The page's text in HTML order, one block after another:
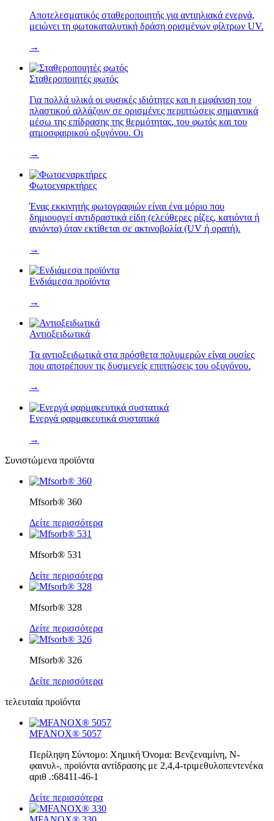
Αποτελεσματικός σταθεροποιητής για αντιηλιακά ενεργά,
μειώνει τη φωτοκαταλυτική δράση ορισμένων φίλτρων UV.
→
Σταθεροποιητές φωτός
Για πολλά υλικά οι φυσικές ιδιότητες και η εμφάνιση του
πλαστικού αλλάζουν σε ορισμένες περιπτώσεις σημαντικά
μέσω της επίδρασης της θερμότητας, του φωτός και του
ατμοσφαιρικού οξυγόνου. Οι
→
Φωτοεναρκτήρες
Ένας εκκινητής φωτογραφιών είναι ένα μόριο που
δημιουργεί αντιδραστικά είδη (ελεύθερες ρίζες, κατιόντα ή
ανιόντα) όταν εκτίθεται σε ακτινοβολία (UV ή ορατή).
→
Ενδιάμεσα προϊόντα
→
Αντιοξειδωτικά
Τα αντιοξειδωτικά στα πρόσθετα πολυμερών είναι ουσίες
που αποτρέπουν τις δυσμενείς επιπτώσεις του οξυγόνου.
→
Ενεργά φαρμακευτικά συστατικά
→
Συνιστώμενα προϊόντα
Mfsorb® 360
Δείτε περισσότερα
Mfsorb® 531
Δείτε περισσότερα
Mfsorb® 328
Δείτε περισσότερα
Mfsorb® 326
Δείτε περισσότερα
τελευταία προϊόντα
MFANOX® 5057
Περίληψη Σύντομο: Χημική Όνομα: Βενζεναμίνη, Ν-
φαινυλ-, προϊόντα αντίδρασης με 2,4,4-τριμεθυλοπεντενέκα
αριθ .:68411-46-1
Δείτε περισσότερα